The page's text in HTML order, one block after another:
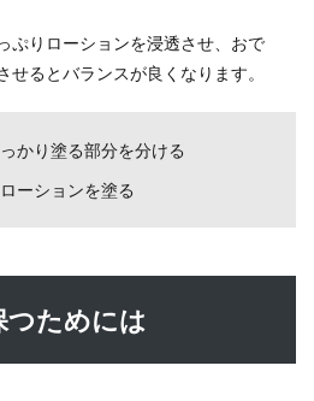
ぷりローションを浸透させ、おで
せるとバランスが良くなります。
かり塗る部分を分ける
ーションを塗る
つためには